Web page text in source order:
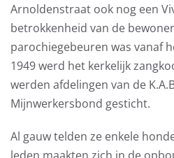
Arnoldenstraat ook nog een
betrokkenheid van de
parochiegebeuren was vanaf
1949 werd het kerkelijk
werden afdelingen van de
Mijnwerkersbond gesticht.
Al gauw telden ze enkele